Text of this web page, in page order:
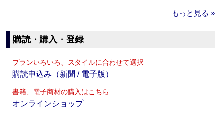
もっと見る »
購読・購入・登録
プランいろいろ、スタイルに合わせて選択
購読申込み（新聞 / 電子版）
書籍、電子商材の購入はこちら
オンラインショップ